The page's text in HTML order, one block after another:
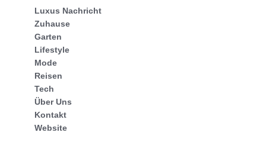
Luxus Nachricht
Zuhause
Garten
Lifestyle
Mode
Reisen
Tech
Über Uns
Kontakt
Website